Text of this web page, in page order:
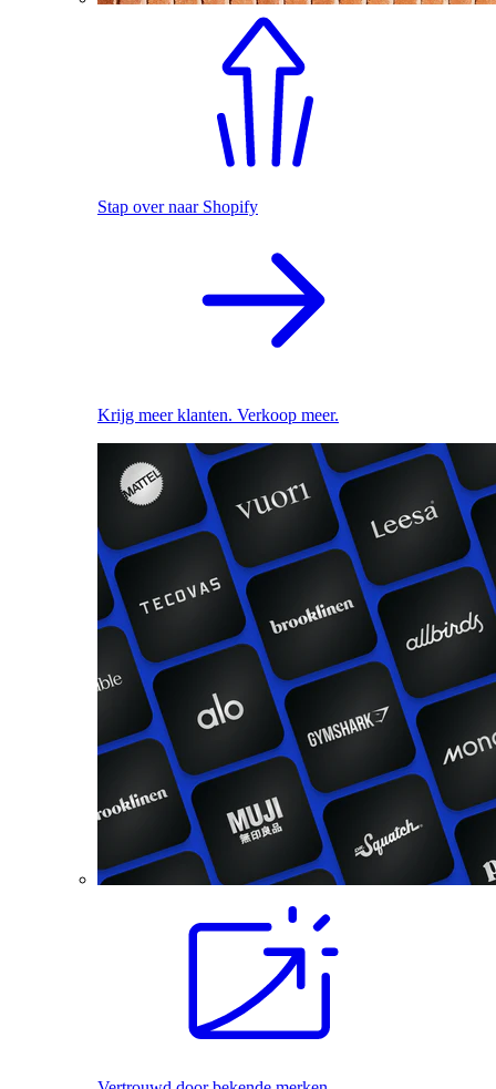
Stap over naar Shopify
Krijg meer klanten. Verkoop meer.